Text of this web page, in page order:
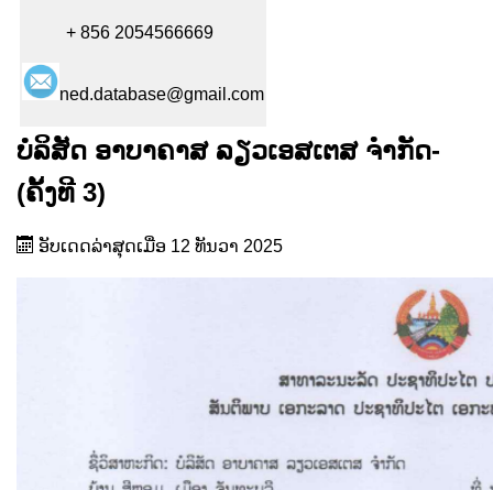
+ 856 2054566669
ned.database@gmail.com
ບໍລິສັດ ອາບາຄາສ ລຽວເອສເຕສ ຈຳກັດ-
(ຄັ້ງທີ 3)
ອັບເດດລ່າສຸດເມື່ອ 12 ທັນວາ 2025